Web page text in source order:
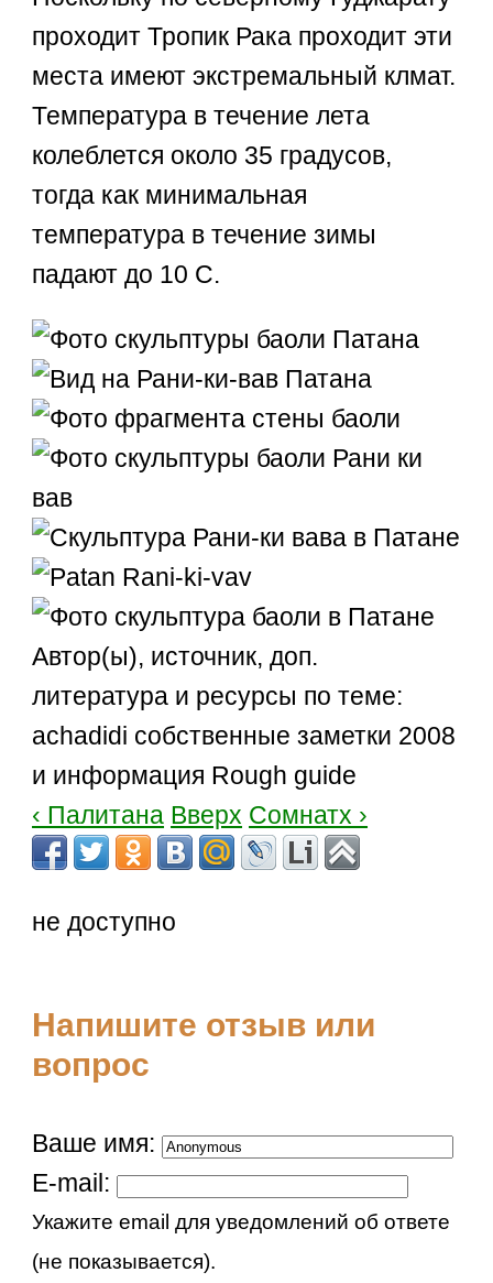
проходит Тропик Рака проходит эти
места имеют экстремальный клмат.
Температура в течение лета
колеблется около 35 градусов,
тогда как минимальная
температура в течение зимы
падают до 10 C.
Автор(ы), источник, доп.
литература и ресурсы по теме:
achadidi собственные заметки 2008
и информация Rough guide
‹ Палитана Вверх Сомнатх ›
не доступно
Напишите отзыв или
вопрос
Ваше имя:
E-mail:
Укажите email для уведомлений об ответе
(не показывается).